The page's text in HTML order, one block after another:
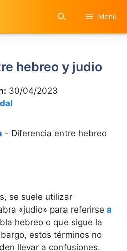
Menú
hebreo y judio
30/04/2023
- Diferencia entre hebreo
se suele utilizar
«judio» para referirse a
hebreo o que sigue la
estos términos no
llevar a confusiones.